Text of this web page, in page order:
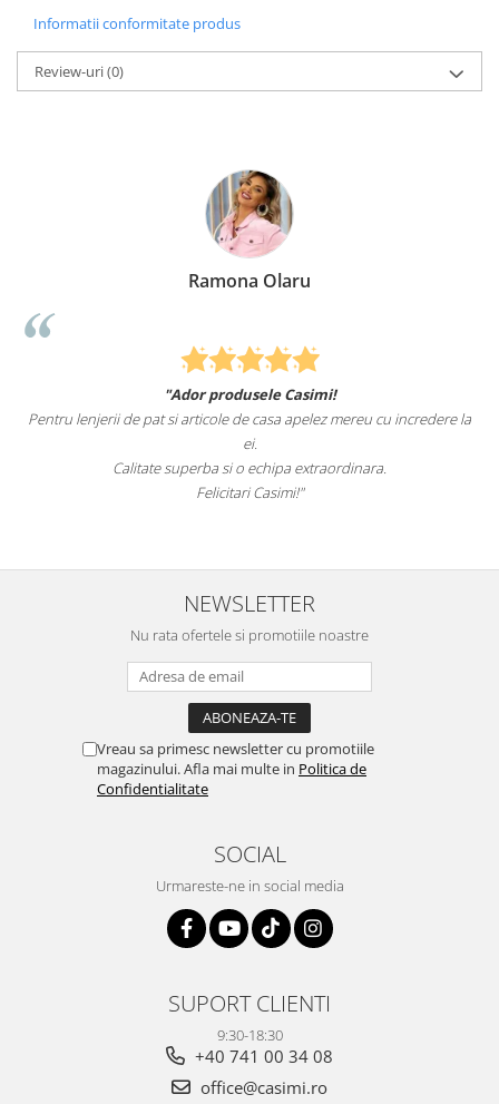
Informatii conformitate produs
Review-uri(0)
Ramona Olaru
"Ador produsele Casimi!
Pentru lenjerii de pat si articole de casa apelez mereu cu incredere la
ei.
Calitate superba si o echipa extraordinara.
Felicitari Casimi!"
NEWSLETTER
Nu rata ofertele si promotiile noastre
Vreau sa primesc newsletter cu promotiile
magazinului. Afla mai multe in Politica de
Confidentialitate
SOCIAL
Urmareste-ne in social media
SUPORT CLIENTI
9:30-18:30
+40 741 00 34 08
office@casimi.ro